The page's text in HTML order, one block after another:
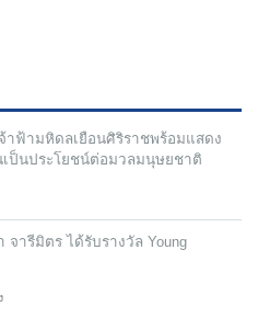
าฟ้ามหิดลเยือนศิริราชพร้อมแสดง
ป็นประโยชน์ต่อมวลมนุษยชาติ
ารีมิตร ได้รับรางวัล Young